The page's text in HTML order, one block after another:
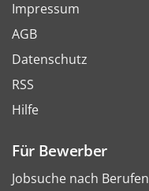
Impressum
AGB
Datenschutz
RSS
Hilfe
Für Bewerber
Jobsuche nach Berufen